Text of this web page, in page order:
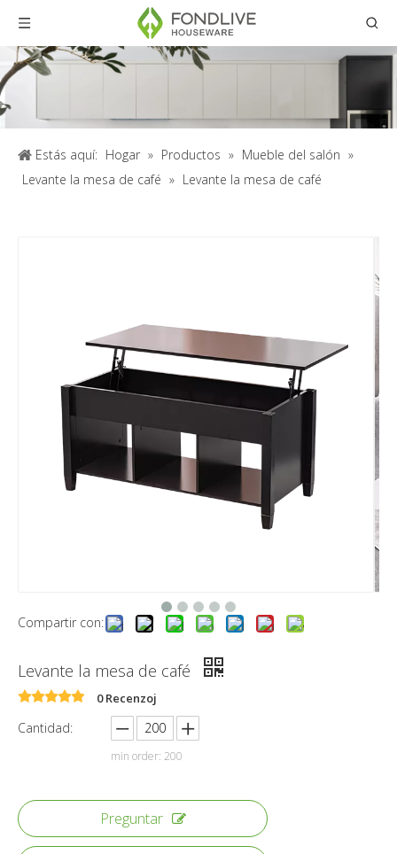
Estás aquí: Hogar » Productos » Mueble del salón »
Levante la mesa de café » Levante la mesa de café
Compartir con:
Levante la mesa de café
0 Recenzoj
Cantidad:
min order: 200
Preguntar